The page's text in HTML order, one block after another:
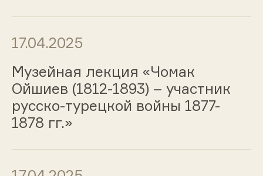
17.04.2025
Музейная лекция «Чомак
Ойшиев (1812-1893) – участник
русско-турецкой войны 1877-
1878 гг.»